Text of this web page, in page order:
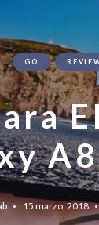
GO
15 marzo, 2018